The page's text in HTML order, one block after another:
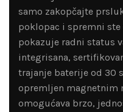
samo zakopčajte
poklopac i spremni ste
pokazuje radni status
integrisana,
trajanje baterije od 30
opremljen magnetnim
omogućava brzo,